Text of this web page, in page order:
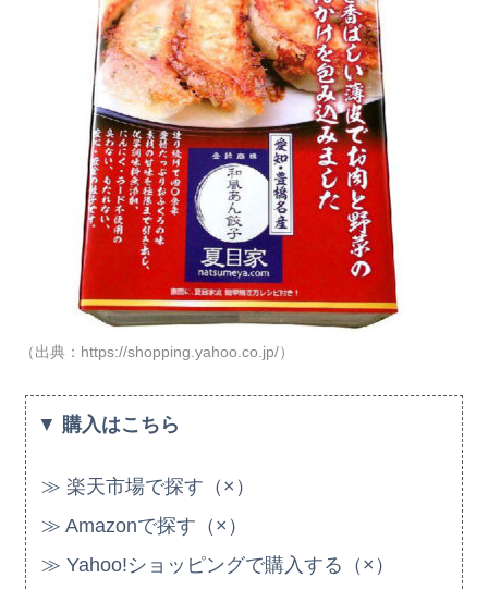
（出典：https://shopping.yahoo.co.jp/）
▼ 購入はこちら
≫ 楽天市場で探す（×）
≫ Amazonで探す（×）
≫ Yahoo!ショッピングで購入する（×）